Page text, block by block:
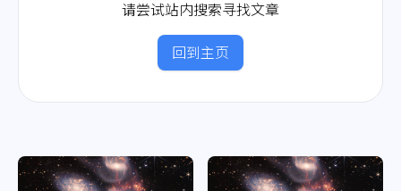
请尝试站内搜索寻找文章
回到主页